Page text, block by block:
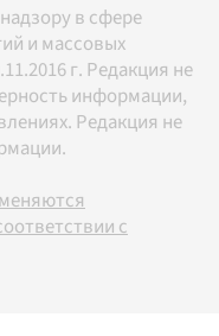
в сфере
и массовых
г. Редакция не
информации,
Редакция не
с